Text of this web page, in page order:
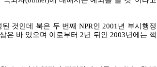
것인데 북은 두 번째 NPR인 2001년 부시행정
은 바 있으며 이로부터 2년 뒤인 2003년에는 핵